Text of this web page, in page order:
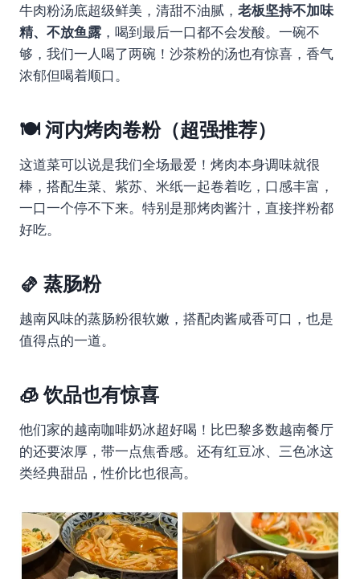
牛肉粉汤底超级鲜美，清甜不油腻， 老板坚持不加味
精、不放鱼露 ，喝到最后一口都不会发酸。一碗不
够，我们一人喝了两碗！沙茶粉的汤也有惊喜，香气
浓郁但喝着顺口。
🍽 河内烤肉卷粉（超强推荐）
这道菜可以说是我们全场最爱！烤肉本身调味就很
棒，搭配生菜、紫苏、米纸一起卷着吃，口感丰富，
一口一个停不下来。特别是那烤肉酱汁，直接拌粉都
好吃。
🫔 蒸肠粉
越南风味的蒸肠粉很软嫩，搭配肉酱咸香可口，也是
值得点的一道。
🧊 饮品也有惊喜
他们家的越南咖啡奶冰超好喝！比巴黎多数越南餐厅
的还要浓厚，带一点焦香感。还有红豆冰、三色冰这
类经典甜品，性价比也很高。